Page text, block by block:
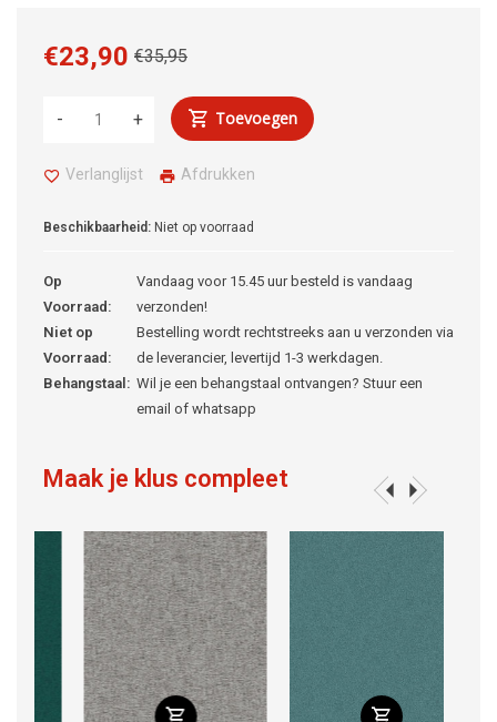
€35,95
€23,90
+
- Toevoegen
Verlanglijst Afdrukken
Beschikbaarheid: Niet op voorraad
Op
Voorraad:
Vandaag voor 15.45 uur besteld is vandaag
verzonden!
Niet op
Voorraad:
Bestelling wordt rechtstreeks aan u verzonden via
de leverancier, levertijd 1-3 werkdagen.
Behangstaal: Wil je een behangstaal ontvangen? Stuur een
email of whatsapp
Maak je klus compleet